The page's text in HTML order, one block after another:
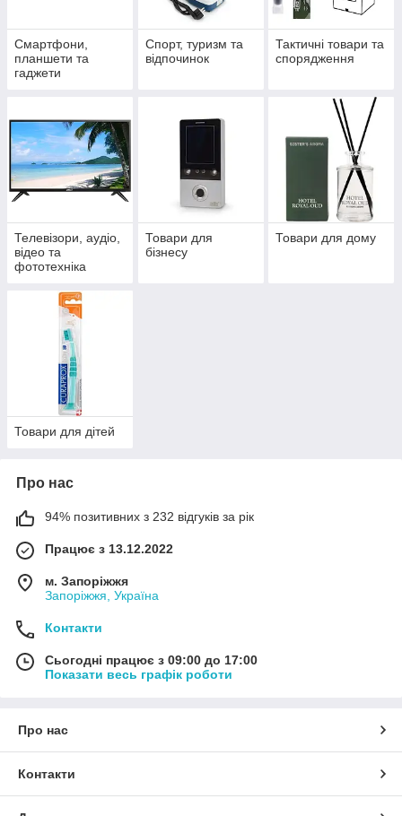
Смартфони,
планшети та
гаджети
Спорт, туризм та
відпочинок
Тактичні товари та
спорядження
Телевізори, аудіо,
відео та
фототехніка
Товари для
бізнесу
Товари для дому
Товари для дітей
Про нас
94% позитивних з 232 відгуків за рік
Працює з 13.12.2022
м. Запоріжжя
Запоріжжя, Україна
Контакти
Сьогодні працює з 09:00 до 17:00
Показати весь графік роботи
Про нас
Контакти